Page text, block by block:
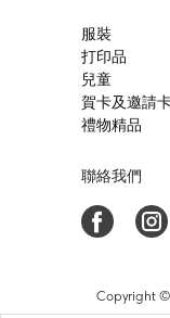
服裝
打印品
兒童
賀卡及邀請
禮物精品
聯絡我們
Copyright ©